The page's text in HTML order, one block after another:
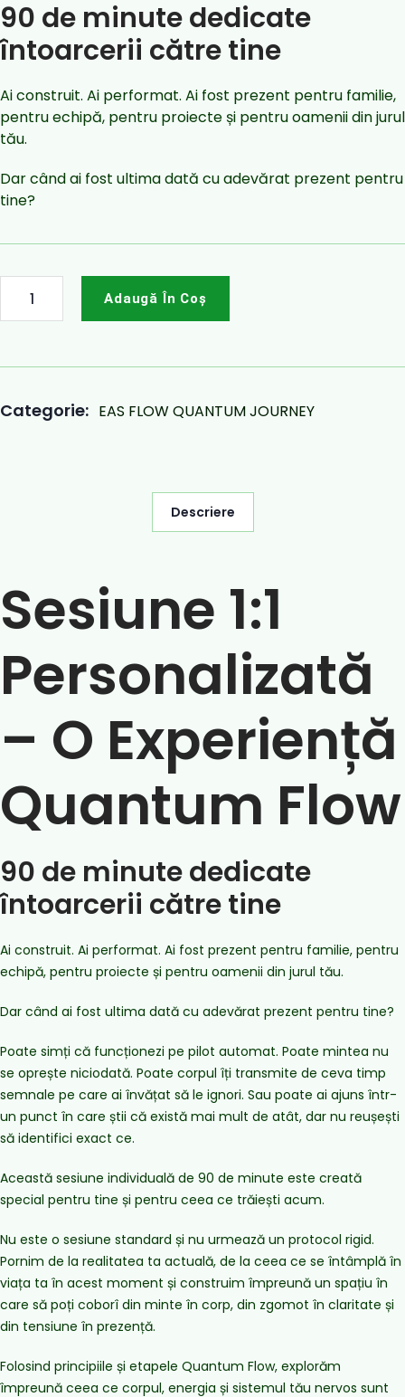
90 de minute dedicate
întoarcerii către tine
Ai construit. Ai performat. Ai fost prezent pentru familie,
pentru echipă, pentru proiecte și pentru oamenii din jurul
tău.
Dar când ai fost ultima dată cu adevărat prezent pentru
tine?
Adaugă În Coș
Categorie: EAS FLOW QUANTUM JOURNEY
Descriere
Sesiune 1:1
Personalizată
– O Experiență
Quantum Flow
90 de minute dedicate
întoarcerii către tine
Ai construit. Ai performat. Ai fost prezent pentru familie, pentru
echipă, pentru proiecte și pentru oamenii din jurul tău.
Dar când ai fost ultima dată cu adevărat prezent pentru tine?
Poate simți că funcționezi pe pilot automat. Poate mintea nu
se oprește niciodată. Poate corpul îți transmite de ceva timp
semnale pe care ai învățat să le ignori. Sau poate ai ajuns într-
un punct în care știi că există mai mult de atât, dar nu reușești
să identifici exact ce.
Această sesiune individuală de 90 de minute este creată
special pentru tine și pentru ceea ce trăiești acum.
Nu este o sesiune standard și nu urmează un protocol rigid.
Pornim de la realitatea ta actuală, de la ceea ce se întâmplă în
viața ta în acest moment și construim împreună un spațiu în
care să poți coborî din minte în corp, din zgomot în claritate și
din tensiune în prezență.
Folosind principiile și etapele Quantum Flow, explorăm
împreună ceea ce corpul, energia și sistemul tău nervos sunt